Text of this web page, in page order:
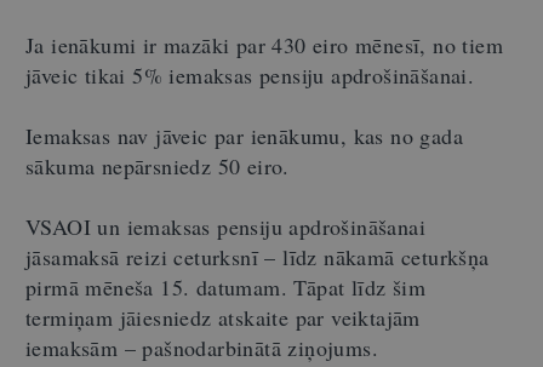
Ja ienākumi ir mazāki par 430 eiro mēnesī, no tiem
jāveic tikai 5% iemaksas pensiju apdrošināšanai.
Iemaksas nav jāveic par ienākumu, kas no gada
sākuma nepārsniedz 50 eiro.
VSAOI un iemaksas pensiju apdrošināšanai
jāsamaksā reizi ceturksnī – līdz nākamā ceturkšņa
pirmā mēneša 15. datumam. Tāpat līdz šim
termiņam jāiesniedz atskaite par veiktajām
iemaksām – pašnodarbinātā ziņojums.